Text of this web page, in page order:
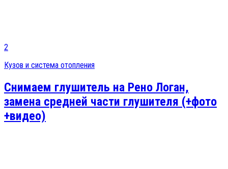
2
Кузов и система отопления
Снимаем глушитель на Рено Логан,
замена средней части глушителя (+фото
+видео)